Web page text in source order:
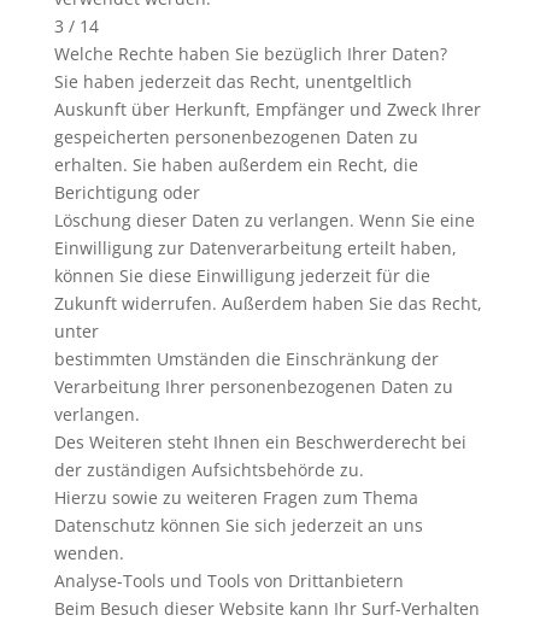
3 / 14
Welche Rechte haben Sie bezüglich Ihrer Daten?
Sie haben jederzeit das Recht, unentgeltlich
Auskunft über Herkunft, Empfänger und Zweck Ihrer
gespeicherten personenbezogenen Daten zu
erhalten. Sie haben außerdem ein Recht, die
Berichtigung oder
Löschung dieser Daten zu verlangen. Wenn Sie eine
Einwilligung zur Datenverarbeitung erteilt haben,
können Sie diese Einwilligung jederzeit für die
Zukunft widerrufen. Außerdem haben Sie das Recht,
unter
bestimmten Umständen die Einschränkung der
Verarbeitung Ihrer personenbezogenen Daten zu
verlangen.
Des Weiteren steht Ihnen ein Beschwerderecht bei
der zuständigen Aufsichtsbehörde zu.
Hierzu sowie zu weiteren Fragen zum Thema
Datenschutz können Sie sich jederzeit an uns
wenden.
Analyse-Tools und Tools von Drittanbietern
Beim Besuch dieser Website kann Ihr Surf-Verhalten